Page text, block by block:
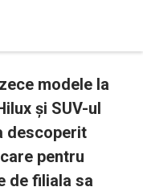
modele la
și SUV-ul
descoperit
pentru
de filiala sa